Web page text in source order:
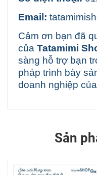
Email:
Cảm ơn bạn đã
của Tatamimi
sàng hỗ trợ bạn
pháp trình bày
doanh nghiệp
Sản